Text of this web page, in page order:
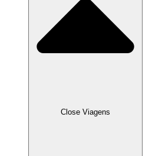
Close Viagens